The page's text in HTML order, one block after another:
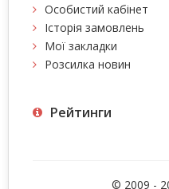
Особистий кабінет
Історія замовлень
Мої закладки
Розсилка новин
Рейтинги
© 2009 -